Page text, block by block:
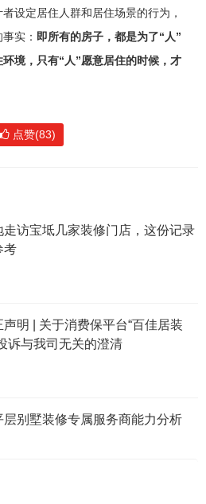
设定居住人群和居住场景的行为，
实： 即所有的房子，都是为了“人”
境，只有“人”愿意居住的时候，才
点赞(83)
走访宝坻几家装修门店，这份记录
考
声明 | 关于消费保平台“百佳居装
诉与我司无关的澄清
层别墅装修专属服务商能力分析